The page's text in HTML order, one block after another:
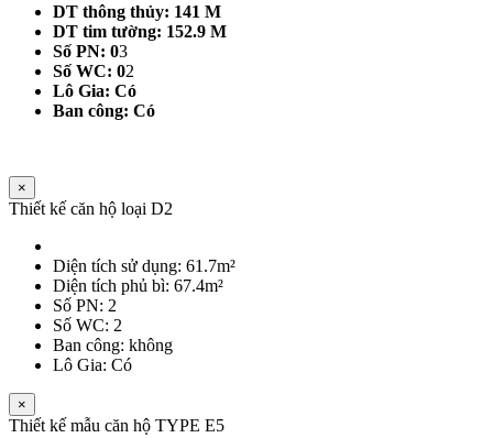
DT thông thủy: 141 M
DT tim tường: 152.9 M
Số PN: 03
Số WC: 02
Lô Gia: Có
Ban công: Có
×
Thiết kế căn hộ loại D2
Diện tích sử dụng: 61.7m²
Diện tích phủ bì: 67.4m²
Số PN: 2
Số WC: 2
Ban công: không
Lô Gia: Có
×
Thiết kế mẫu căn hộ TYPE E5